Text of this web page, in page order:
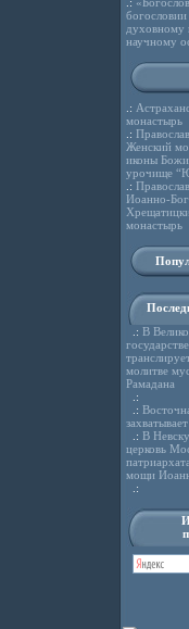
духовному
научному
.:
монастырь
.:
Женский
иконы
урочище
.:
Иоанно-
монастырь
.: В
молитве
Рамадана
.:
.:
.: В
церковь
мощи
.: